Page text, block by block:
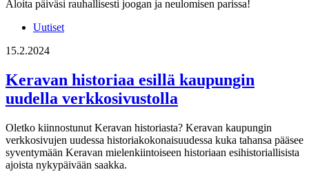
Aloita päiväsi rauhallisesti joogan ja neulomisen parissa!
Uutiset
15.2.2024
Keravan historiaa esillä kaupungin
uudella verkkosivustolla
Oletko kiinnostunut Keravan historiasta? Keravan kaupungin
verkkosivujen uudessa historiakokonaisuudessa kuka tahansa pääsee
syventymään Keravan mielenkiintoiseen historiaan esihistoriallisista
ajoista nykypäivään saakka.